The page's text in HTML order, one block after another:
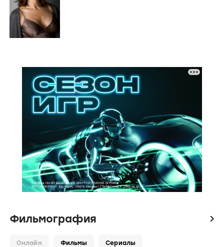
Фильмография icon
Онлайн Фильмы Сериалы